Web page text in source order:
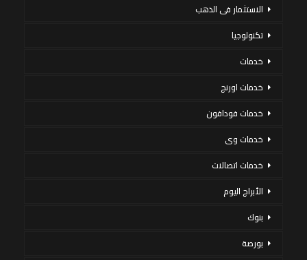
الاستثمار فى الذهب
تكنولوجيا
خدمات
خدمات اورنج
خدمات فودافون
خدمات وى
خدمات اتصالات
الأبراج اليوم
بنوك
بورصة